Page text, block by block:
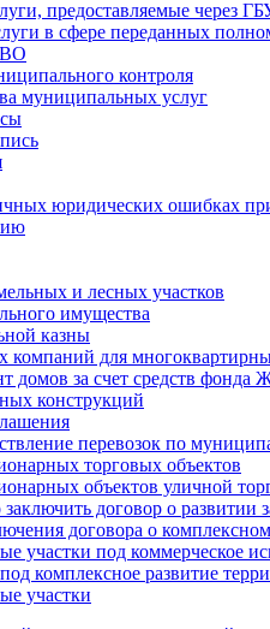
предоставляемые через
в сфере переданных
контроля
муниципальных услуг
юридических ошибках
и лесных участков
имущества
казны
компаний для
домов за счет средств фонда
конструкций
перевозок по
торговых объектов
объектов уличной
договор о развитии
договора о
участки под коммерческое
комплексное развитие
участки